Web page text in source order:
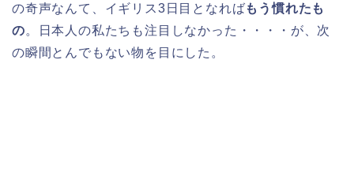
の奇声なんて、イギリス3日目となればもう慣れたも
の。日本人の私たちも注目しなかった・・・・が、次
の瞬間とんでもない物を目にした。